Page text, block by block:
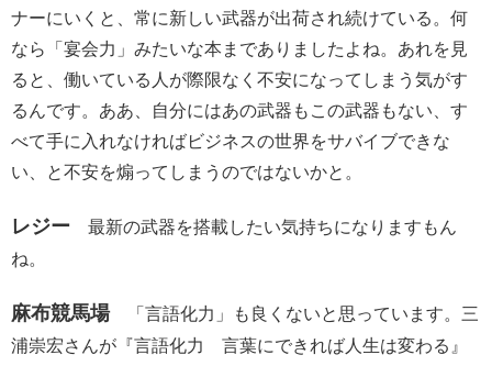
ナーにいくと、常に新しい武器が出荷され続けている。何
なら「宴会力」みたいな本までありましたよね。あれを見
ると、働いている人が際限なく不安になってしまう気がす
るんです。ああ、自分にはあの武器もこの武器もない、す
べて手に入れなければビジネスの世界をサバイブできな
い、と不安を煽ってしまうのではないかと。
レジー 最新の武器を搭載したい気持ちになりますもん
ね。
麻布競馬場「言語化力」も良くないと思っています。三
浦崇宏さんが『言語化力 言葉にできれば人生は変わる』